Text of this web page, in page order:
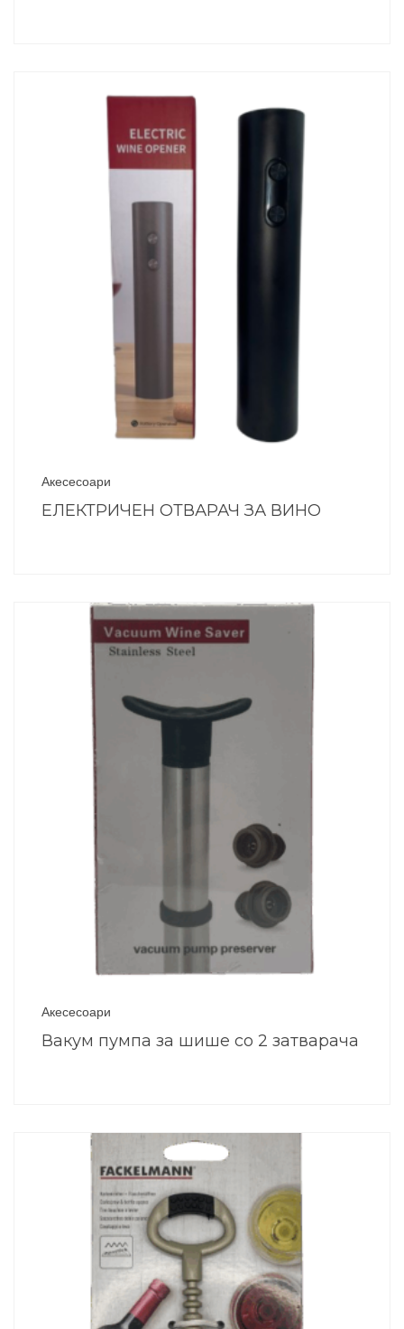
Акесесоари
ЕЛЕКТРИЧЕН ОТВАРАЧ ЗА ВИНО
Акесесоари
Вакум пумпа за шише со 2 затварача